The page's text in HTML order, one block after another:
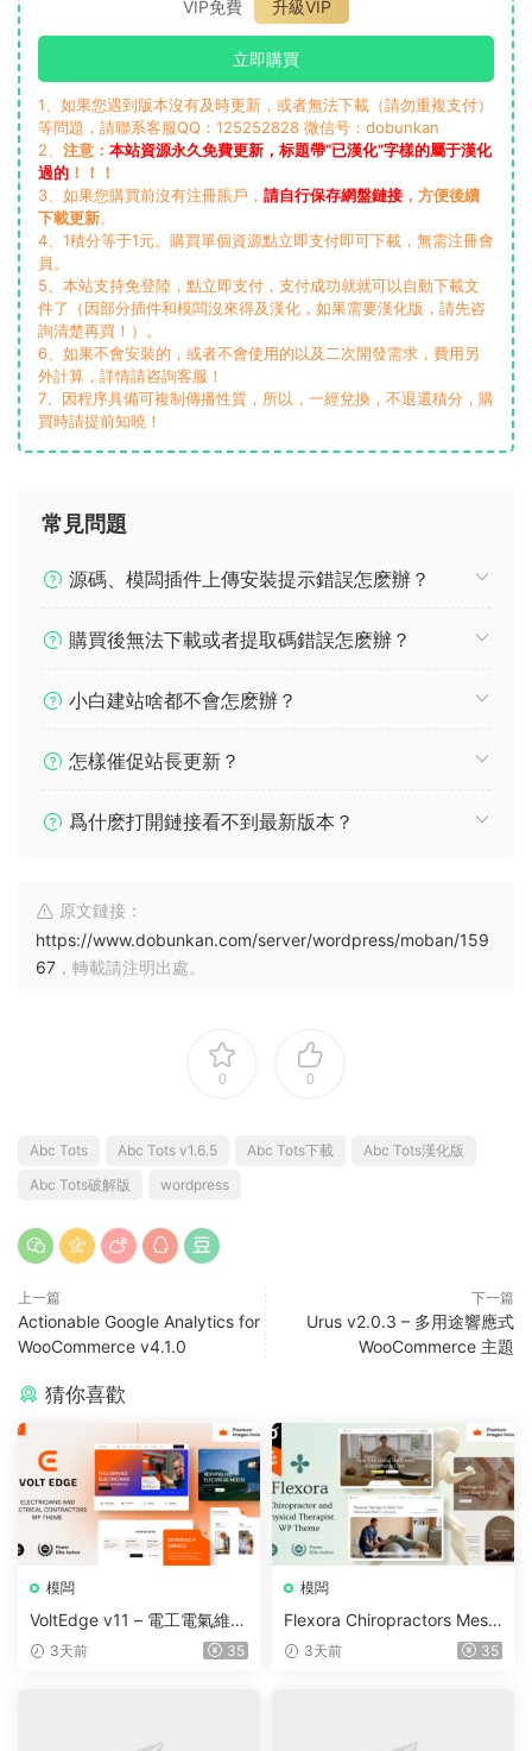
VIP免費 升級VIP
立即購買
1、如果您遇到版本沒有及時更新，或者無法下載（請勿重複支付）
等問題，請聯系客服QQ：125252828 微信号：dobunkan
2、 注意： 本站資源永久免費更新，标題帶“已漢化”字樣的屬于漢化
過的 ！！！
3、如果您購買前沒有注冊賬戶， 請自行保存網盤鏈接 ，方便後續
下載更新。
4、1積分等于1元。購買單個資源點立即支付即可下載，無需注冊會
員。
5、本站支持免登陸，點立即支付，支付成功就就可以自動下載文
件了（因部分插件和模闆沒來得及漢化，如果需要漢化版，請先咨
詢清楚再買！）。
6、如果不會安裝的，或者不會使用的以及二次開發需求，費用另
外計算，詳情請咨詢客服！
7、因程序具備可複制傳播性質，所以，一經兌換，不退還積分，購
買時請提前知曉！
常見問題
源碼、模闆插件上傳安裝提示錯誤怎麽辦？
購買後無法下載或者提取碼錯誤怎麽辦？
小白建站啥都不會怎麽辦？
怎樣催促站長更新？
爲什麽打開鏈接看不到最新版本？
原文鏈接：
https://www.dobunkan.com/server/wordpress/moban/159
67 ，轉載請注明出處。
0 0
Abc Tots Abc Tots v1.6.5 Abc Tots下載
Abc Tots漢化版
Abc Tots破解版
wordpress
上一篇
Actionable Google Analytics for
WooCommerce v4.1.0
下一篇
Urus v2.0.3 – 多用途響應式
WooCommerce 主題
猜你喜歡
模闆
VoltEdge v11 – 電工電氣維修
WordPress 主題
3天前 35
模闆
Flexora Chiropractors Mess
age and Physical Therapist
3天前 35